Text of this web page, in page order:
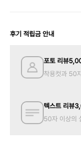
후기 적립금 안내
포토 리뷰
착용컷과 50
텍스트 리뷰
50자 이상의